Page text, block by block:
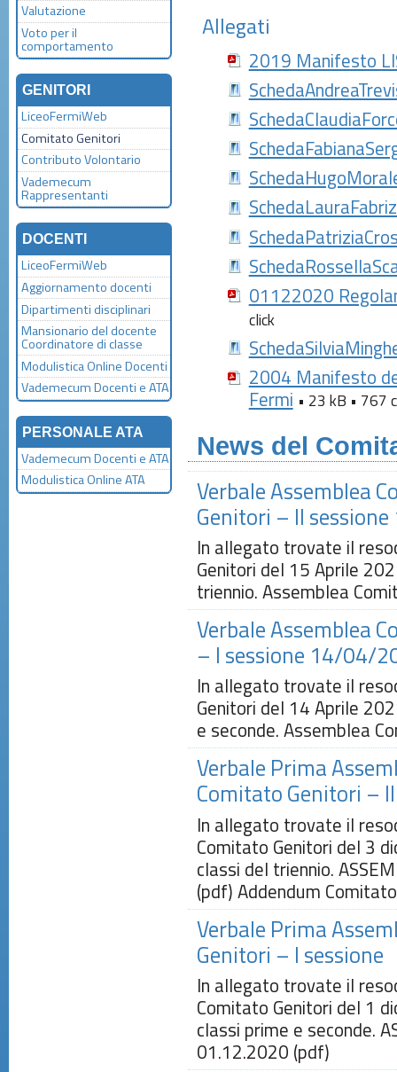
Valutazione
Voto per il
comportamento
GENITORI
LiceoFermiWeb
Comitato Genitori
Contributo Volontario
Vademecum
Rappresentanti
DOCENTI
LiceoFermiWeb
Aggiornamento docenti
Dipartimenti disciplinari
Mansionario del docente
Coordinatore di classe
Modulistica Online Docenti
Vademecum Docenti e ATA
PERSONALE ATA
Vademecum Docenti e ATA
Modulistica Online ATA
Allegati
2019 Manifesto
01122020
click
2004 Manifesto
Fermi • 23 kB • 767
News del
Verbale Assemblea
Genitori – II
In allegato trovate il
Genitori del 15 Aprile
triennio. Assemblea
Verbale Assemblea
– I sessione 14/04/
In allegato trovate il
Genitori del 14 Aprile
e seconde. Assemblea
Verbale Prima
Comitato Genitori –
In allegato trovate il
Comitato Genitori del 3
classi del triennio.
(pdf) Addendum
Verbale Prima
Genitori – I sessione
In allegato trovate il
Comitato Genitori del 1
classi prime e seconde.
01.12.2020 (pdf)